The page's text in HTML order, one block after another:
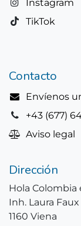
Instagram
TikTok
Contacto
Envíenos
+43 (677)
Aviso legal
Dirección
Hola Colombia
Inh. Laura Faux
1160 Viena